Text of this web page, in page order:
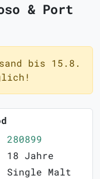
& Port
bis 15.8.
280899
18 Jahre
Single Malt